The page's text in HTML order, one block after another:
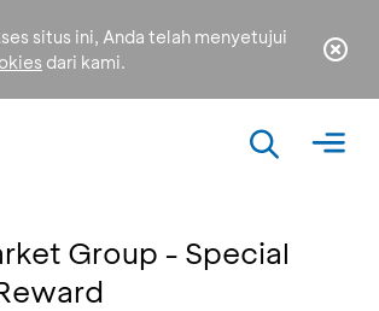
situs ini, Anda telah menyetujui
dari kami.
Group - Special